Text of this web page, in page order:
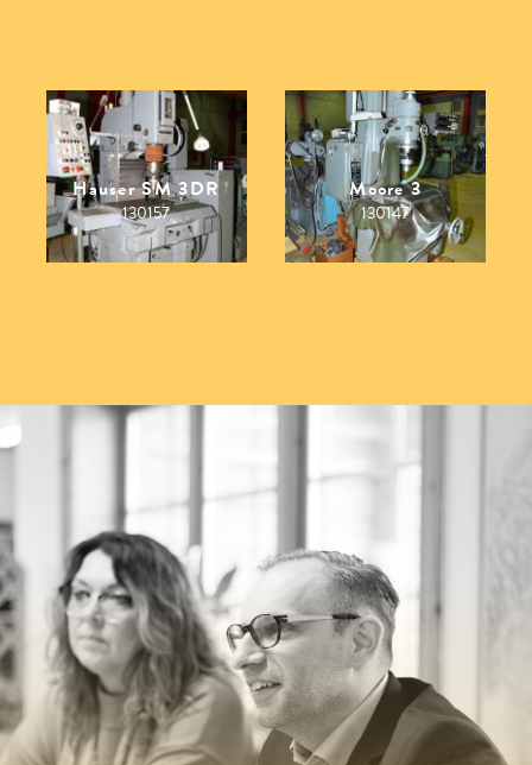
Hauser SM 3DR
130157
Moore 3
130147